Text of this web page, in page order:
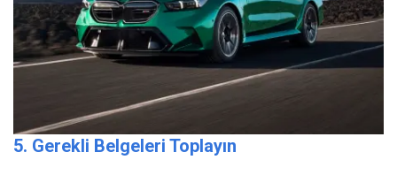
5. Gerekli Belgeleri Toplayın